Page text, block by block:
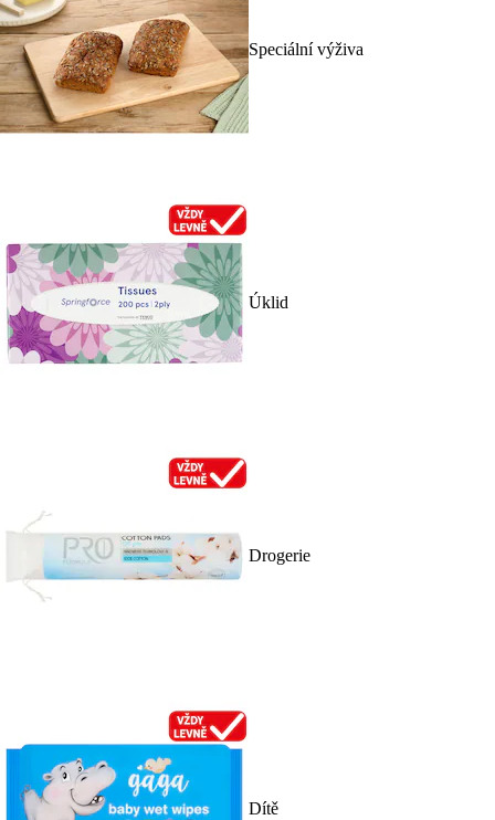
Speciální výživa
Úklid
Drogerie
Dítě